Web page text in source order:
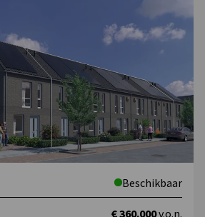
Beschikbaar
€ 360.000v.o.n.